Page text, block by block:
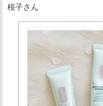
桜子さん